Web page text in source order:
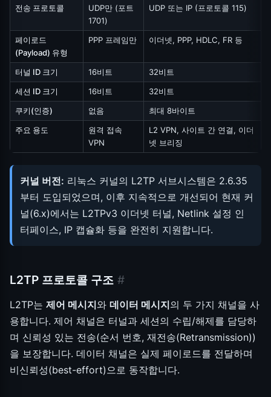
전송 프로토콜
UDP만 (포트
1701)
UDP 또는 IP (프로토콜 115)
페이로드
(Payload) 유형
PPP 프레임만 이더넷, PPP, HDLC, FR 등
터널 ID 크기 16비트
32비트
세션 ID 크기
16비트
32비트
쿠키(인증)
없음
최대 8바이트
주요 용도
원격 접속
VPN
L2 VPN, 사이트 간 연결, 이더
넷 브리징
커널 버전: 리눅스 커널의 L2TP 서브시스템은 2.6.35
부터 도입되었으며, 이후 지속적으로 개선되어 현재 커
널(6.x)에서는 L2TPv3 이더넷 터널, Netlink 설정 인
터페이스, IP 캡슐화 등을 완전히 지원합니다.
L2TP 프로토콜 구조 #
L2TP는 제어 메시지와 데이터 메시지의 두 가지 채널을 사
용합니다. 제어 채널은 터널과 세션의 수립/해제를 담당하
며 신뢰성 있는 전송(순서 번호, 재전송(Retransmission))
을 보장합니다. 데이터 채널은 실제 페이로드를 전달하며
비신뢰성(best-effort)으로 동작합니다.